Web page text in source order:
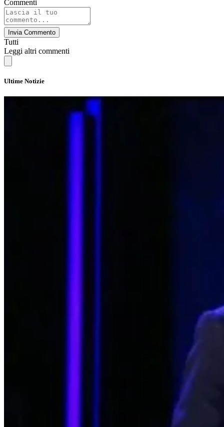
Commenti
Invia Commento
Tutti
Leggi altri commenti
Ultime Notizie